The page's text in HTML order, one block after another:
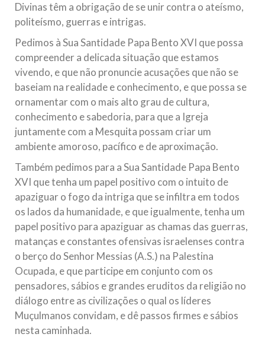
Divinas têm a obrigação de se unir contra o ateísmo,
politeísmo, guerras e intrigas.
Pedimos à Sua Santidade Papa Bento XVI que possa
compreender a delicada situação que estamos
vivendo, e que não pronuncie acusações que não se
baseiam na realidade e conhecimento, e que possa se
ornamentar com o mais alto grau de cultura,
conhecimento e sabedoria, para que a Igreja
juntamente com a Mesquita possam criar um
ambiente amoroso, pacífico e de aproximação.
Também pedimos para a Sua Santidade Papa Bento
XVI que tenha um papel positivo com o intuito de
apaziguar o fogo da intriga que se infiltra em todos
os lados da humanidade, e que igualmente, tenha um
papel positivo para apaziguar as chamas das guerras,
matanças e constantes ofensivas israelenses contra
o berço do Senhor Messias (A.S.) na Palestina
Ocupada, e que participe em conjunto com os
pensadores, sábios e grandes eruditos da religião no
diálogo entre as civilizações o qual os líderes
Muçulmanos convidam, e dê passos firmes e sábios
nesta caminhada.